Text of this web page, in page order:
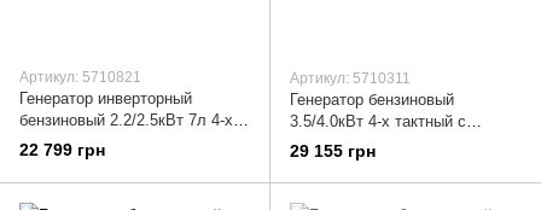
Артикул: 5710821
Генератор инверторный
бензиновый 2.2/2.5кВт 7л 4-х
тактный ручной запуск SIGMA
(5710821)
22 799 грн
Артикул: 5710311
Генератор бензиновый
3.5/4.0кВт 4-х тактный с
выводом под АВР SIGMA
(5710311)
29 155 грн